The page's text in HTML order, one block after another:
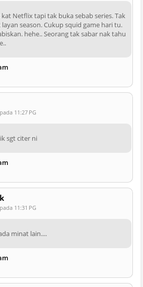
Netflix tapi tak buka sebab series. Tak
season. Cukup squid game hari tu.
hehe.. Seorang tak sabar nak tahu
11:27 PG
sgt citer ni
11:31 PG
minat lain....